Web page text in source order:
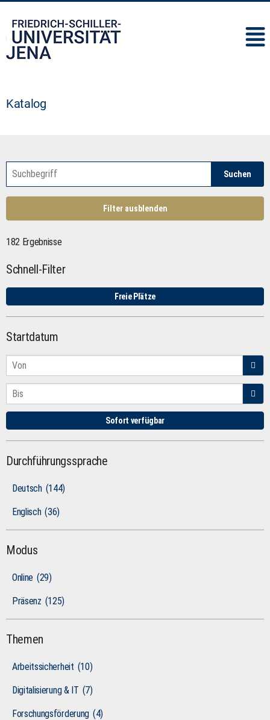
Katalog
Suchen
Filter ausblenden
182 Ergebnisse
Schnell-Filter
Freie Plätze
Startdatum
Sofort verfügbar
Durchführungssprache
Deutsch (144)
Englisch (36)
Modus
Online (29)
Präsenz (125)
Themen
Arbeitssicherheit (10)
Digitalisierung & IT (7)
Forschungsförderung (4)